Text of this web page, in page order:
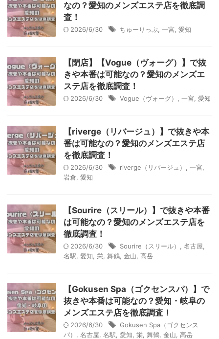
なの？愛知のメンズエステ店を徹底調
査！
2026/6/30 ちゅーりっぷ 一宮 愛知
【閉店】【Vogue（ヴォーグ）】で抜
きや本番は可能なの？愛知のメンズエ
ステ店を徹底調査！
2026/6/30 Vogue（ヴォーグ） 一宮 愛知
【riverge（リバージュ）】で抜きや本
番は可能なの？愛知のメンズエステ店
を徹底調査！
2026/6/30 riverge（リバージュ） 一宮
岩倉 愛知
【Sourire（スリール）】で抜きや本番
は可能なの？愛知のメンズエステ店を
徹底調査！
2026/6/30 Sourire（スリール） 名古屋
名駅 愛知 栄 舞鶴 金山 高岳
【Gokusen Spa（ゴクセンスパ）】で
抜きや本番は可能なの？愛知・岐阜の
メンズエステ店を徹底調査！
2026/6/30
Gokusen Spa（ゴクセンス
パ）
名古屋 名駅 愛知 栄 舞鶴 金山 高岳